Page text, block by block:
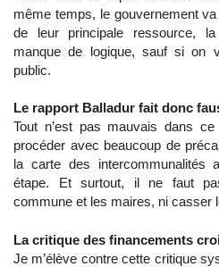
même temps, le gouvernement
de leur principale ressource,
manque de logique, sauf si on
public.
Le rapport Balladur fait donc
Tout n’est pas mauvais dans
procéder avec beaucoup de
la carte des intercommunalités
étape. Et surtout, il ne faut
commune et les maires, ni casser
La critique des financements
Je m’élève contre cette critique